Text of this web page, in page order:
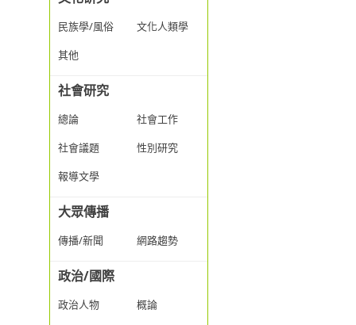
民族學/風俗
文化人類學
其他
社會研究
總論
社會工作
社會議題
性別研究
報導文學
大眾傳播
傳播/新聞 網路趨勢
政治/國際
政治人物
概論